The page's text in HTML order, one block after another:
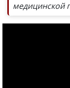
медицинской